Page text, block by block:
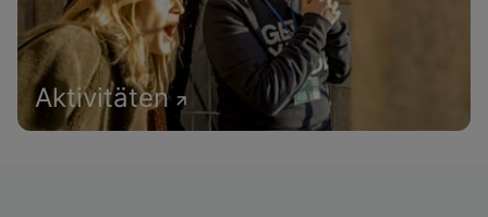
Aktivitäten